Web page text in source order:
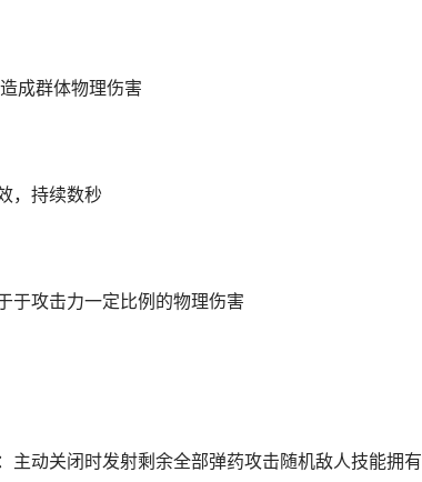
成群体物理伤害
，持续数秒
于攻击力一定比例的物理伤害
动关闭时发射剩余全部弹药攻击随机敌人技能拥有